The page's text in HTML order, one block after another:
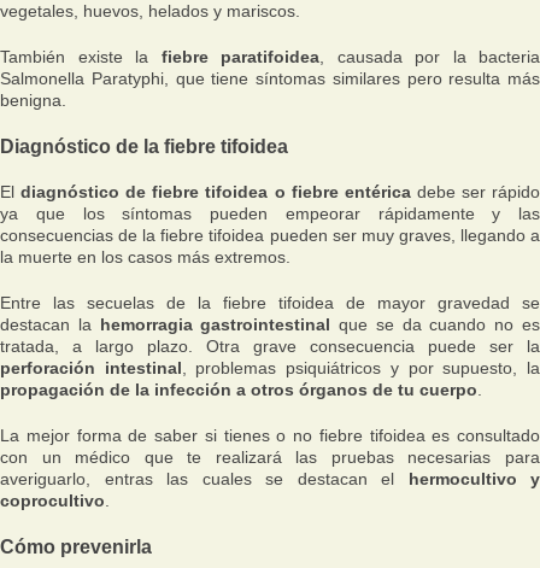
vegetales, huevos, helados y mariscos.
También existe la fiebre paratifoidea , causada por la bacteria
Salmonella Paratyphi, que tiene síntomas similares pero resulta más
benigna.
Diagnóstico de la fiebre tifoidea
Eldiagnóstico de fiebre tifoidea o fiebre entéricadebe ser rápido
ya que los síntomas pueden empeorar rápidamente y las
consecuencias de la fiebre tifoidea pueden ser muy graves, llegando a
la muerte en los casos más extremos.
Entre las secuelas de la fiebre tifoidea de mayor gravedad se
destacan la hemorragia gastrointestinal que se da cuando no es
tratada, a largo plazo. Otra grave consecuencia puede ser la
perforación intestinal , problemas psiquiátricos y por supuesto, la
propagación de la infección a otros órganos de tu cuerpo
La mejor forma de saber si tienes o no fiebre tifoidea es consultado
con un médico que te realizará las pruebas necesarias para
averiguarlo, entras las cuales se destacan el hermocultivo y
coprocultivo
Cómo prevenirla